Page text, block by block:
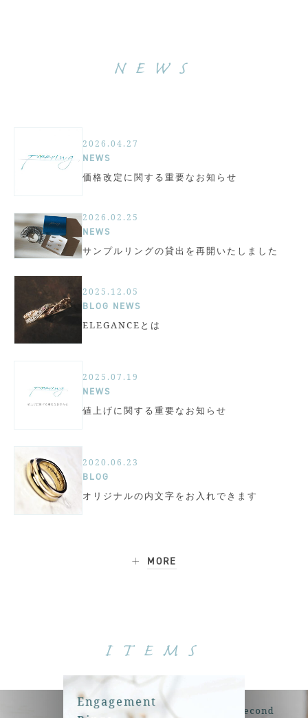
NEWS
2026.04.27
NEWS
価格改定に関する重要なお知らせ
2026.02.25
NEWS
サンプルリングの貸出を再開いたしました
2025.12.05
BLOG NEWS
ELEGANCEとは
2025.07.19
NEWS
値上げに関する重要なお知らせ
2020.06.23
BLOG
オリジナルの内文字をお入れできます
MORE
ITEMS
Engagement
Second